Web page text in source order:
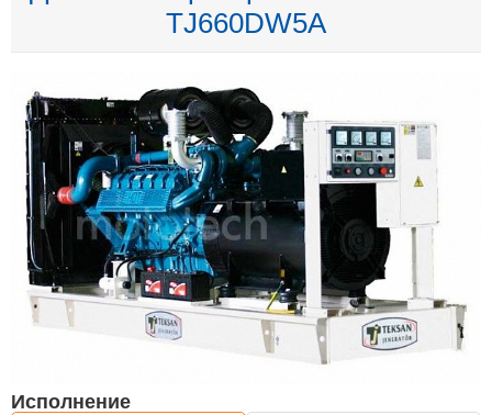
TJ660DW5A
Исполнение